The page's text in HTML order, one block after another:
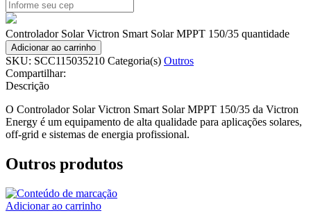
Controlador Solar Victron Smart Solar MPPT 150/35 quantidade
Adicionar ao carrinho
SKU: SCC115035210 Categoria(s) Outros
Compartilhar:
Descrição
O Controlador Solar Victron Smart Solar MPPT 150/35 da Victron
Energy é um equipamento de alta qualidade para aplicações solares,
off-grid e sistemas de energia profissional.
Outros produtos
Adicionar ao carrinho